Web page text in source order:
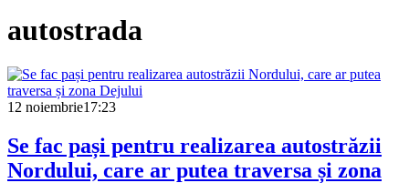
autostrada
12 noiembrie17:23
Se fac pași pentru realizarea autostrăzii
Nordului, care ar putea traversa și zona